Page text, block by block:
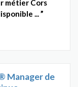
métier Cors
...
Manager de